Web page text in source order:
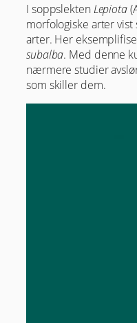
I soppslektenLepiota
morfologiske arter vist
arter. Her
subalba. Med denne
nærmere studier
som skiller dem.